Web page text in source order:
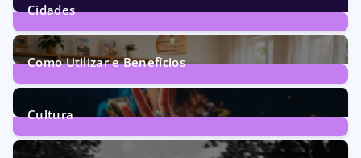
Cidades
72Posts
Como Utilizar e Benefícios
160Posts
Cultura
246Posts